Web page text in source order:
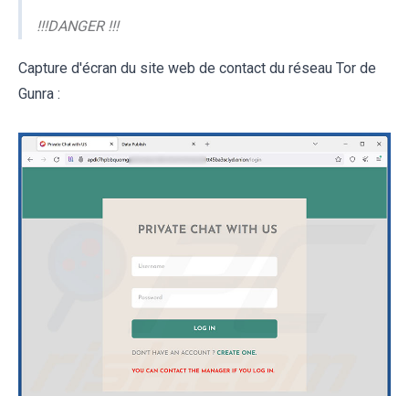
!!!DANGER !!!
Capture d'écran du site web de contact du réseau Tor de
Gunra :